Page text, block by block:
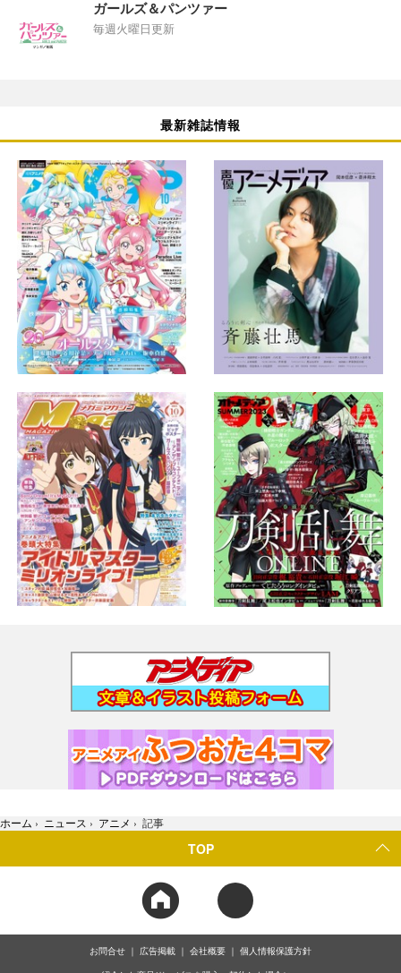
ガールズ＆パンツァー
毎週火曜日更新
最新雑誌情報
ホーム › ニュース › アニメ › 記事
TOP
お問合せ 広告掲載 会社概要 個人情報保護方針